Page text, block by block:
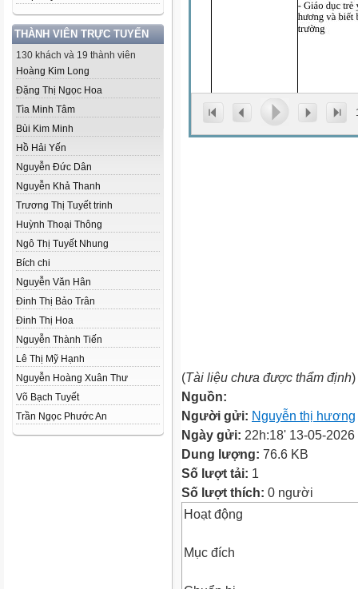
THÀNH VIÊN TRỰC TUYẾN
130 khách và 19 thành viên
Hoàng Kim Long
Đặng Thị Ngọc Hoa
Tìa Minh Tâm
Bùi Kim Minh
Hồ Hải Yến
Nguyễn Đức Dân
Nguyễn Khả Thanh
Trương Thị Tuyết trinh
Huỳnh Thoại Thông
Ngô Thị Tuyết Nhung
Bích chi
Nguyễn Văn Hân
Đinh Thị Bảo Trân
Đinh Thị Hoa
Nguyễn Thành Tiến
Lê Thị Mỹ Hạnh
Nguyễn Hoàng Xuân Thư
Võ Bạch Tuyết
Trần Ngọc Phước An
(Tài liệu chưa được thẩm định)
Nguồn:
Người gửi: Nguyễn thị hương
Ngày gửi: 22h:18' 13-05-2026
Dung lượng: 76.6 KB
Số lượt tải: 1
Số lượt thích: 0 người
Hoạt động
Mục đích